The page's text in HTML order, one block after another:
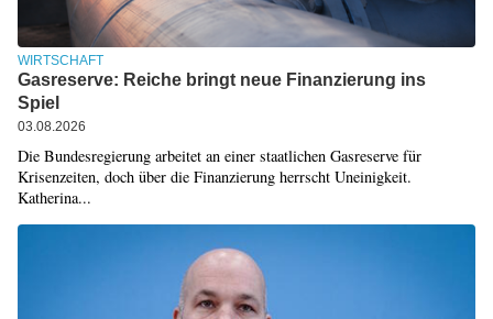
WIRTSCHAFT
Gasreserve: Reiche bringt neue Finanzierung ins
Spiel
03.08.2026
Die Bundesregierung arbeitet an einer staatlichen Gasreserve für
Krisenzeiten, doch über die Finanzierung herrscht Uneinigkeit.
Katherina...